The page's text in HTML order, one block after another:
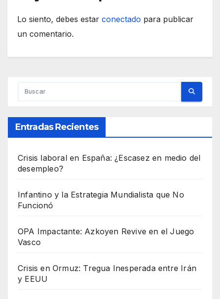
Lo siento, debes estar conectado para publicar
un comentario.
Entradas Recientes
Crisis laboral en España: ¿Escasez en medio del
desempleo?
Infantino y la Estrategia Mundialista que No
Funcionó
OPA Impactante: Azkoyen Revive en el Juego
Vasco
Crisis en Ormuz: Tregua Inesperada entre Irán
y EEUU